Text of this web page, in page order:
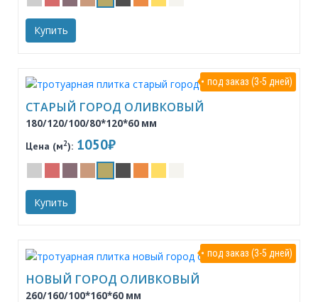
Купить
СТАРЫЙ ГОРОД ОЛИВКОВЫЙ
180/120/100/80*120*60 мм
под заказ (3-5 дней)
Цена (м2): 1050₽
Купить
НОВЫЙ ГОРОД ОЛИВКОВЫЙ
260/160/100*160*60 мм
под заказ (3-5 дней)